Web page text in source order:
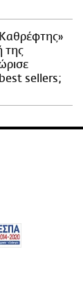
της
sellers;